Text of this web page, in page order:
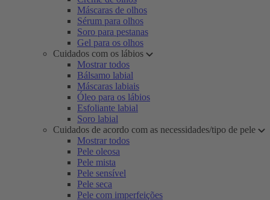
Máscaras de olhos
Sérum para olhos
Soro para pestanas
Gel para os olhos
Cuidados com os lábios
Mostrar todos
Bálsamo labial
Máscaras labiais
Óleo para os lábios
Esfoliante labial
Soro labial
Cuidados de acordo com as necessidades/tipo de pele
Mostrar todos
Pele oleosa
Pele mista
Pele sensível
Pele seca
Pele com imperfeições